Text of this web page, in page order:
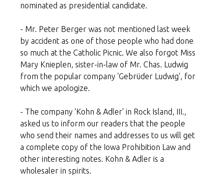
nominated as presidential candidate.
- Mr. Peter Berger was not mentioned last week
by accident as one of those people who had done
so much at the Catholic Picnic. We also forgot Miss
Mary Knieplen, sister-in-law of Mr. Chas. Ludwig
from the popular company 'Gebrüder Ludwig', for
which we apologize.
- The company 'Kohn & Adler' in Rock Island, III.,
asked us to inform our readers that the people
who send their names and addresses to us will get
a complete copy of the Iowa Prohibition Law and
other interesting notes. Kohn & Adler is a
wholesaler in spirits.